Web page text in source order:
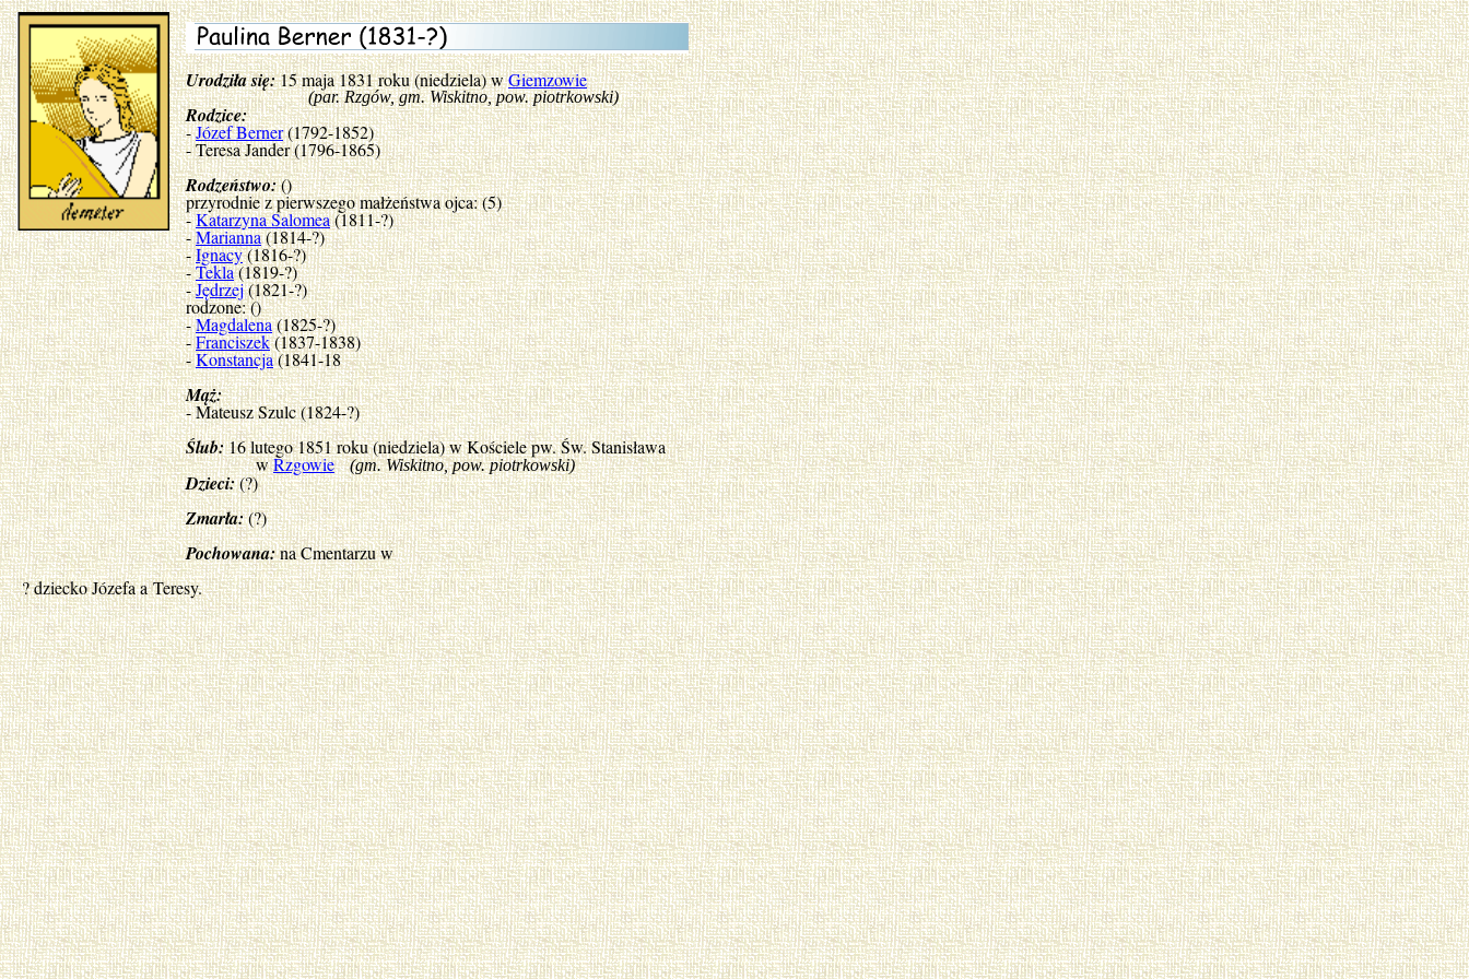
Urodziła się:15 maja 1831 roku (niedziela) wGiemzowie
(par. Rzgów, gm. Wiskitno, pow. piotrkowski)
Rodzice:
-Józef Berner(1792-1852)
- Teresa Jander (1796-1865)
Rodzeństwo:()
przyrodnie z pierwszego małżeństwa ojca: (5)
-Katarzyna Salomea(1811-?)
-Marianna(1814-?)
-Ignacy(1816-?)
-Tekla(1819-?)
-Jędrzej(1821-?)
rodzone: ()
-Magdalena(1825-?)
-Franciszek(1837-1838)
-Konstancja(1841-18
Mąż:
- Mateusz Szulc (1824-?)
Ślub:16 lutego 1851 roku (niedziela) w Kościele pw. Św. Stanisława
wRzgowie (gm. Wiskitno, pow. piotrkowski)
Dzieci:(?)
Zmarła:(?)
Pochowana:na Cmentarzu w
? dziecko Józefa a Teresy.